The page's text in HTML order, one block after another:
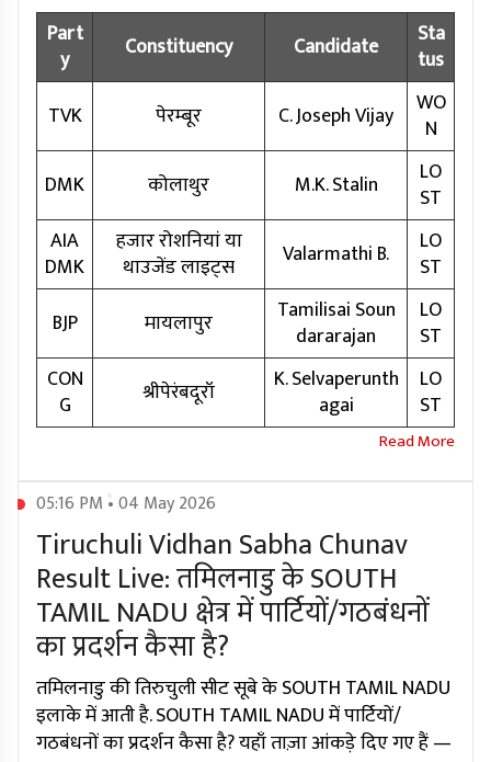
Part
y
Constituency Candidate
Sta
tus
TVK
पेरम्बूर C. Joseph Vijay
WO
N
DMK
कोलाथुर M.K. Stalin
LO
ST
AIA
DMK
हजार रोशनियां या
थाउजेंड लाइट्स
Valarmathi B.
LO
ST
BJP
मायलापुर
Tamilisai Soun
dararajan
LO
ST
CON
G
श्रीपेरंबदूरॉ
K. Selvaperunth
agai
LO
ST
05:16 PM • 04 May 2026
Tiruchuli Vidhan Sabha Chunav
Result Live: तमिलनाडु के SOUTH
TAMIL NADU क्षेत्र में पार्टियों/गठबंधनों
का प्रदर्शन कैसा है?
तमिलनाडु की तिरुचुली सीट सूबे के SOUTH TAMIL NADU
इलाके में आती है. SOUTH TAMIL NADU में पार्टियों/
गठबंधनों का प्रदर्शन कैसा है? यहाँ ताज़ा आंकड़े दिए गए हैं —